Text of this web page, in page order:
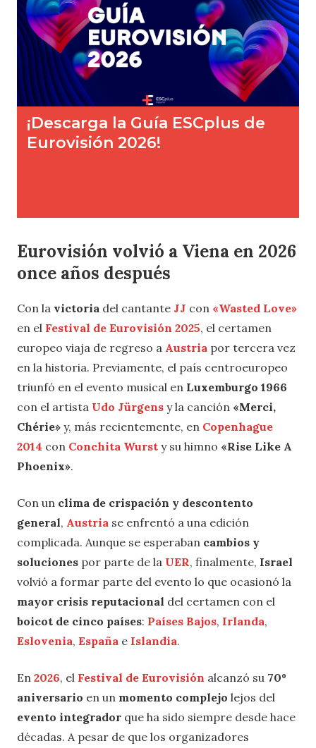
Eurovisión volvió a Viena en 2026
once años después
Con la victoria del cantante JJ con «Wasted Love»
en el Festival de Eurovisión 2025, el certamen
europeo viaja de regreso a Austria por tercera vez
en la historia. Previamente, el país centroeuropeo
triunfó en el evento musical en Luxemburgo 1966
con el artista Udo Jürgens y la canción «Merci,
Chérie» y, más recientemente, en Copenhague
2014 con Conchita Wurst y su himno «Rise Like A
Phoenix».
Con un clima de crispación y descontento
general, Austria se enfrentó a una edición
complicada. Aunque se esperaban cambios y
soluciones por parte de la UER, finalmente, Israel
volvió a formar parte del evento lo que ocasionó la
mayor crisis reputacional del certamen con el
boicot de cinco países: Países Bajos, Irlanda,
Eslovenia, España e Islandia.
En 2026, el Festival de Eurovisión alcanzó su 70º
aniversario en un momento complejo lejos del
evento integrador que ha sido siempre desde hace
décadas. A pesar de que los organizadores